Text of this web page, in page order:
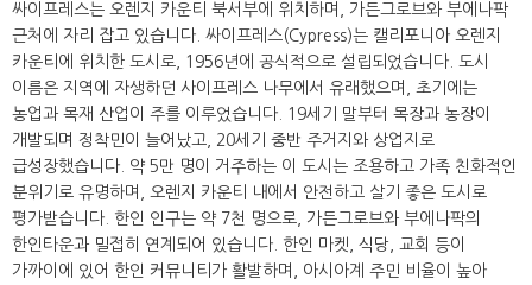
싸이프레스는 오렌지 카운티 북서부에 위치하며, 가든그로브와 부에나팍
근처에 자리 잡고 있습니다. 싸이프레스(Cypress)는 캘리포니아 오렌지
카운티에 위치한 도시로, 1956년에 공식적으로 설립되었습니다. 도시
이름은 지역에 자생하던 사이프레스 나무에서 유래했으며, 초기에는
농업과 목재 산업이 주를 이루었습니다. 19세기 말부터 목장과 농장이
개발되며 정착민이 늘어났고, 20세기 중반 주거지와 상업지로
급성장했습니다. 약 5만 명이 거주하는 이 도시는 조용하고 가족 친화적인
분위기로 유명하며, 오렌지 카운티 내에서 안전하고 살기 좋은 도시로
평가받습니다. 한인 인구는 약 7천 명으로, 가든그로브와 부에나팍의
한인타운과 밀접히 연계되어 있습니다. 한인 마켓, 식당, 교회 등이
가까이에 있어 한인 커뮤니티가 활발하며, 아시아계 주민 비율이 높아